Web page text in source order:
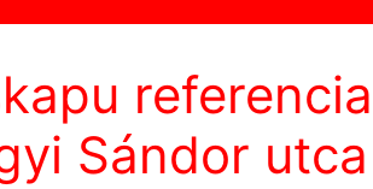
referencia
Sándor utca